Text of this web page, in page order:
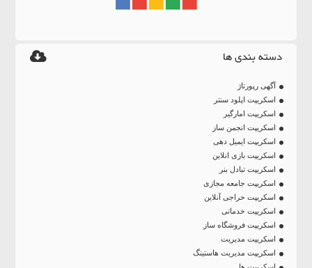
دسته بندی ها
آگهی رپورتاژ
اسکریپت اپلود سنتر
اسکریپت امارگیر
اسکریپت انجمن ساز
اسکریپت ایمیل دهی
اسکریپت بازی انلاین
اسکریپت تبادل بنر
اسکریپت جامعه مجازی
اسکریپت حراجی آنلاین
اسکریپت خدماتی
اسکریپت فروشگاه ساز
اسکریپت مدیریت
اسکریپت مدیریت هاستینگ
اسکریپت ها